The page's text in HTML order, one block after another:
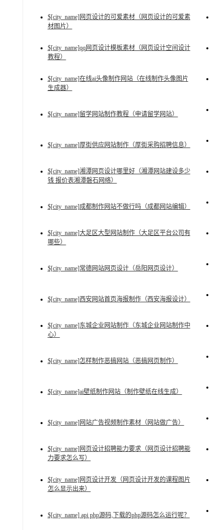
$[city_name]网页设计的可爱素材（网页设计的可爱素
材图片）
$[city_name]qq网页设计模板素材（网页设计空间设计
教程）
$[city_name]在线ai头像制作网站（在线制作头像图片
生成器）
$[city_name]留学网站制作教程（申请留学网站）
$[city_name]厚街供应网站制作（厚街采购招聘信息）
$[city_name]湘潭网页设计哪里好（湘潭网站建设多少
钱 报价表湘潭磐石网络）
$[city_name]成都制作网站不做行吗（成都网站编辑）
$[city_name]大足区大型网站制作（大足区平台公司有
哪些）
$[city_name]常德网站网页设计（岳阳网页设计）
$[city_name]西安网站首页海报制作（西安海报设计）
$[city_name]东城企业网站制作（东城企业网站制作中
心）
$[city_name]怎样制作恶搞网站（恶搞网页制作）
$[city_name]ai壁纸制作网站（制作壁纸在线生成）
$[city_name]网站广告视频制作素材（网站做广告）
$[city_name]网页设计招聘能力要求（网页设计招聘能
力要求怎么写）
$[city_name]网页设计开发（网页设计开发的课程图片
怎么显示出来）
$[city_name] api php源码,下载的php源码怎么运行呢？